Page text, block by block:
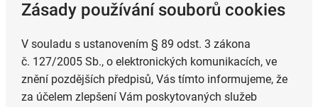
Zásady používání souborů cookies
V souladu s ustanovením § 89 odst. 3 zákona
č. 127/2005 Sb., o elektronických komunikacích, ve
znění pozdějších předpisů, Vás tímto informujeme, že
za účelem zlepšení Vám poskytovaných služeb